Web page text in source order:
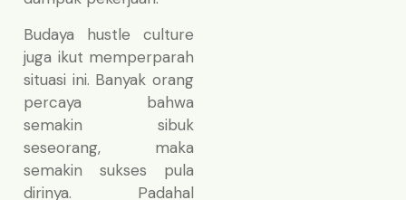
Budaya hustle culture
juga ikut memperparah
situasi ini. Banyak orang
percaya bahwa
semakin sibuk
seseorang, maka
semakin sukses pula
dirinya. Padahal